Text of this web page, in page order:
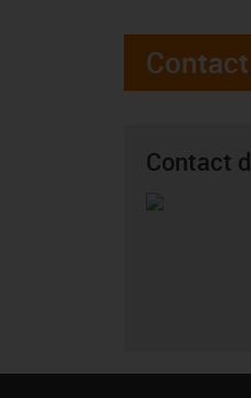
Contact